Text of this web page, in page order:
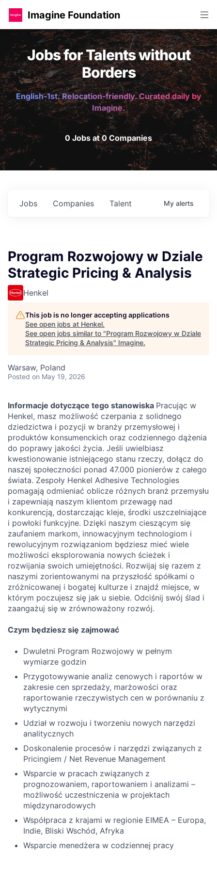
Imagine Foundation
Jobs for Talents without
Borders
English-1st. Relocation-friendly. Curated daily by
Imagine.
0 Jobs at 0 Companies
Jobs Companies Talent My alerts
Program Rozwojowy w Dziale
Strategic Pricing & Analysis
Henkel
This job is no longer accepting applications
See open jobs at Henkel.
See open jobs similar to "Program Rozwojowy w Dziale
Strategic Pricing & Analysis" Imagine.
Warsaw, Poland
Posted on May 19, 2026
Informacje dotyczące tego stanowiska Pracując w
Henkel, masz możliwość czerpania z solidnego
dziedzictwa i pozycji w branży przemysłowej i
produktów konsumenckich oraz codziennego dążenia
do poprawy jakości życia. Jeśli uwielbiasz
kwestionowanie istniejącego stanu rzeczy, dołącz do
naszej społeczności ponad 47.000 pionierów z całego
świata. Zespoły Henkel Adhesive Technologies
pomagają odmieniać oblicze różnych branż przemysłu
i zapewniają naszym klientom przewagę nad
konkurencją, dostarczając kleje, środki uszczelniające
i powłoki funkcyjne. Dzięki naszym cieszącym się
zaufaniem markom, innowacyjnym technologiom i
rewolucyjnym rozwiązaniom będziesz mieć wiele
możliwości eksplorowania nowych ścieżek i
rozwijania swoich umiejętności. Rozwijaj się razem z
naszymi zorientowanymi na przyszłość spółkami o
zróżnicowanej i bogatej kulturze i znajdź miejsce, w
którym poczujesz się jak u siebie. Odciśnij swój ślad i
zaangażuj się w zrównoważony rozwój.
Czym będziesz się zajmować
Dwuletni Program Rozwojowy w pełnym
wymiarze godzin
Przygotowywanie analiz cenowych i raportów w
zakresie cen sprzedaży, marżowości oraz
raportowanie rzeczywistych cen w porównaniu z
wytycznymi
Udział w rozwoju i tworzeniu nowych narzędzi
analitycznych
Doskonalenie procesów i narzędzi związanych z
Pricingiem / Net Revenue Management
Wsparcie w pracach związanych z
prognozowaniem, raportowaniem i analizami –
możliwość uczestniczenia w projektach
międzynarodowych
Współpraca z krajami w regionie EIMEA – Europa,
Indie, Bliski Wschód, Afryka
Wsparcie menedżera w codziennej pracy